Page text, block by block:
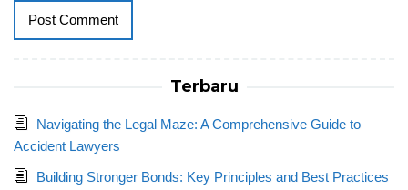
Terbaru
Navigating the Legal Maze: A Comprehensive Guide to
Accident Lawyers
Building Stronger Bonds: Key Principles and Best Practices